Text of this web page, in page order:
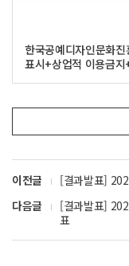
한국공예디자인문화
표시+상업적 이용금
이전글
[결과발표]
다음글
[결과발표]
표